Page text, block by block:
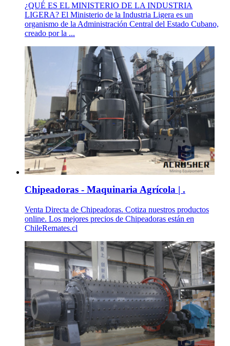
¿QUÉ ES EL MINISTERIO DE LA INDUSTRIA
LIGERA? El Ministerio de la Industria Ligera es un
organismo de la Administración Central del Estado Cubano,
creado por la ...
Chipeadoras - Maquinaria Agrícola | .
Venta Directa de Chipeadoras. Cotiza nuestros productos
online. Los mejores precios de Chipeadoras están en
ChileRemates.cl